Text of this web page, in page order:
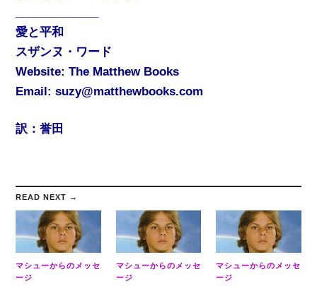
愛と平和
スザンヌ・ワード
Website: The Matthew Books
Email: suzy@matthewbooks.com
訳：誉田
READ NEXT →
マシューからのメッセ
ージ
マシューからのメッセ
ージ
マシューからのメッセ
ージ